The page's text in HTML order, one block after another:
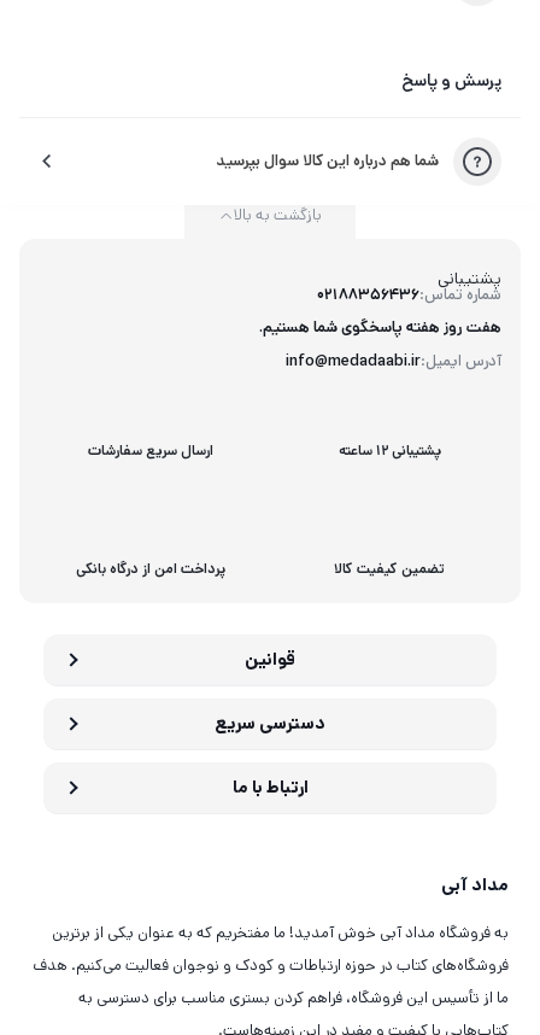
پرسش و پاسخ
شما هم درباره این کالا سوال بپرسید
پشتیبانی
شماره تماس:02188356436
آدرس ایمیل:info@medadaabi.ir
هفت روز هفته پاسخگوی شما هستیم.
بازگشت به بالا
پشتیبانی 12 ساعته ارسال سریع سفارشات
تضمین کیفیت کالا پرداخت امن از درگاه بانکی
قوانین
دسترسی سریع
ارتباط با ما
مداد آبی
به فروشگاه مداد آبی خوش آمدید! ما مفتخریم که به عنوان یکی از برترین
فروشگاه‌های کتاب در حوزه ارتباطات و کودک و نوجوان فعالیت می‌کنیم. هدف
ما از تأسیس این فروشگاه، فراهم کردن بستری مناسب برای دسترسی به
کتاب‌هایی با کیفیت و مفید در این زمینه‌هاست.